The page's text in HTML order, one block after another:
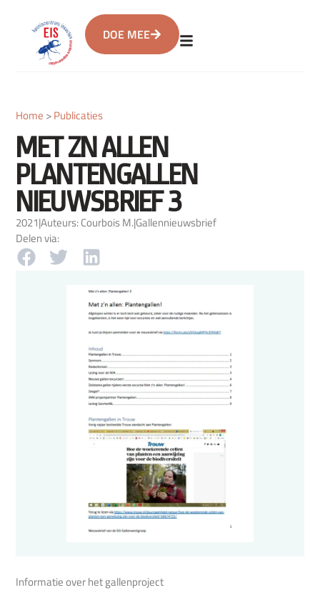
DOE MEE
Home >Publicaties
MET ZN ALLEN
PLANTENGALLEN
NIEUWSBRIEF 3
2021|Auteurs: Courbois M.|Gallennieuwsbrief
Delen via:
Informatie over het gallenproject